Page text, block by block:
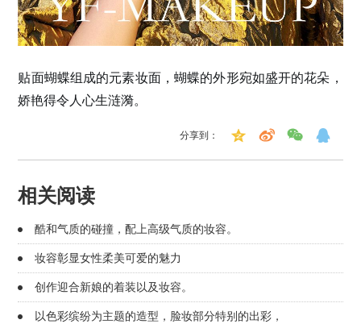
贴面蝴蝶组成的元素妆面， 蝴蝶的外形宛如盛开的花朵，
娇艳得令人心生涟漪。
分享到：
相关阅读
酷和气质的碰撞，配上高级气质的妆容。
妆容彰显女性柔美可爱的魅力
创作迎合新娘的着装以及妆容。
以色彩缤纷为主题的造型，脸妆部分特别的出彩，